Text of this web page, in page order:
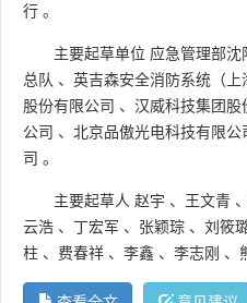
行 。
主要起草单位 应急管理部沈
总队 、 英吉森安全消防系统（上
股份有限公司 、 汉威科技集团股
公司 、 北京品傲光电科技有限公
司 。
主要起草人 赵宇 、 王文青 、
云浩 、 丁宏军 、 张颖琮 、 刘筱
柱 、 费春祥 、 李鑫 、 李志刚 、